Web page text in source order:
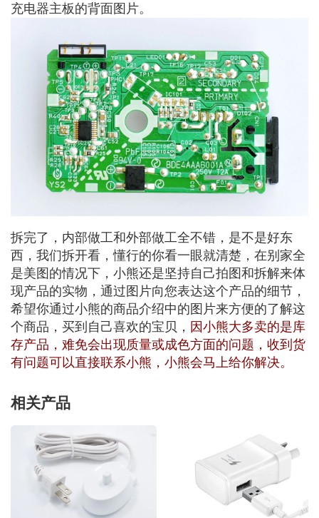
充电器主板的背面图片。
拆完了，内部做工和外部做工全不错，是不是好东
西，我们拆开看，懂行的你看一眼就清楚，在别家全
是美图的情况下，小熊还是坚持自己拍图和拆解来体
现产品的实物，通过图片向您表达这个产品的细节，
希望你通过小熊的商品介绍中的图片来方便的了解这
个商品，买到自己喜欢的宝贝， 因小熊大多卖的是库
存产品，难免会出现质量或成色方面的问题，收到货
有问题可以直接联系小熊，小熊会马上给你解决。
相关产品